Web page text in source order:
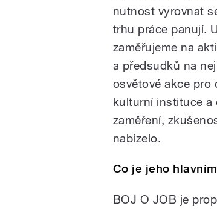
nutnost vyrovnat
trhu práce panují.
zaměřujeme na
a předsudků na
osvětové akce pro
kulturní instituce a
zaměření,
nabízelo.
Co je jeho
BOJ O JOB je